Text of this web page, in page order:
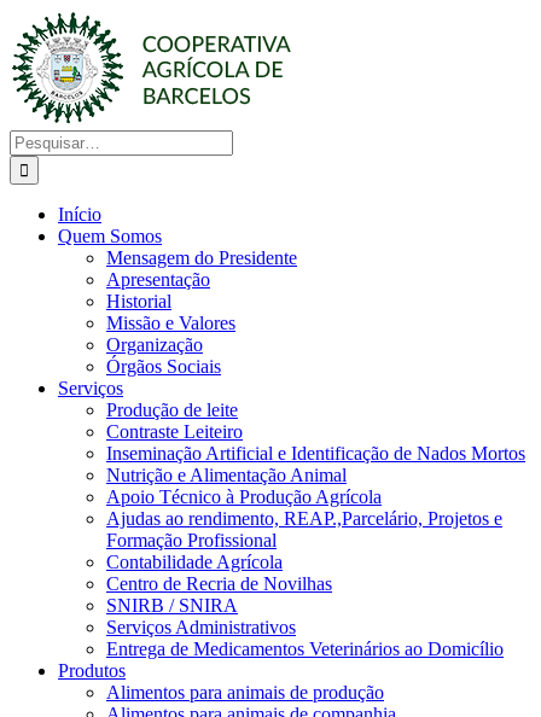
to
content
Search
for:
Início
Quem Somos
Mensagem do Presidente
Apresentação
Historial
Missão e Valores
Organização
Órgãos Sociais
Serviços
Produção de leite
Contraste Leiteiro
Inseminação Artificial e Identificação de Nados Mortos
Nutrição e Alimentação Animal
Apoio Técnico à Produção Agrícola
Ajudas ao rendimento, REAP.,Parcelário, Projetos e
Formação Profissional
Contabilidade Agrícola
Centro de Recria de Novilhas
SNIRB / SNIRA
Serviços Administrativos
Entrega de Medicamentos Veterinários ao Domicílio
Produtos
Alimentos para animais de produção